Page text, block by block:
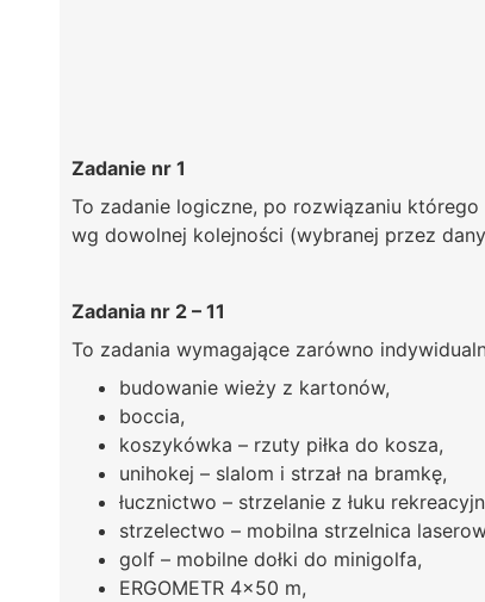
Zadanie nr 1
To zadanie logiczne, po rozwiązaniu
wg dowolnej kolejności (wybranej przez dany
Zadania nr 2 – 11
To zadania wymagające zarówno
budowanie wieży z kartonów,
boccia,
koszykówka – rzuty piłka do kosza,
unihokej – slalom i strzał na bramkę,
łucznictwo – strzelanie z łuku
strzelectwo – mobilna strzelnica
golf – mobilne dołki do minigolfa,
ERGOMETR 4×50 m,